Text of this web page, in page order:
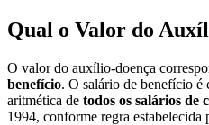
Qual o Valor do
O valor do auxílio-doença
benefício. O salário de benefício é
aritmética de todos os salários de
1994, conforme regra estabelecida